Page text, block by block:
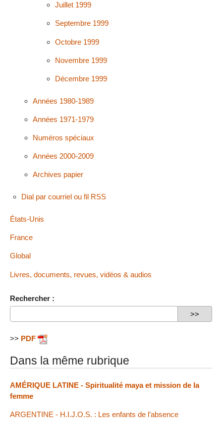
Juillet 1999
Septembre 1999
Octobre 1999
Novembre 1999
Décembre 1999
Années 1980-1989
Années 1971-1979
Numéros spéciaux
Années 2000-2009
Archives papier
Dial par courriel ou fil RSS
États-Unis
France
Global
Livres, documents, revues, vidéos & audios
Rechercher :
>> PDF
Dans la même rubrique
AMÉRIQUE LATINE - Spiritualité maya et mission de la
femme
ARGENTINE - H.I.J.O.S. : Les enfants de l’absence